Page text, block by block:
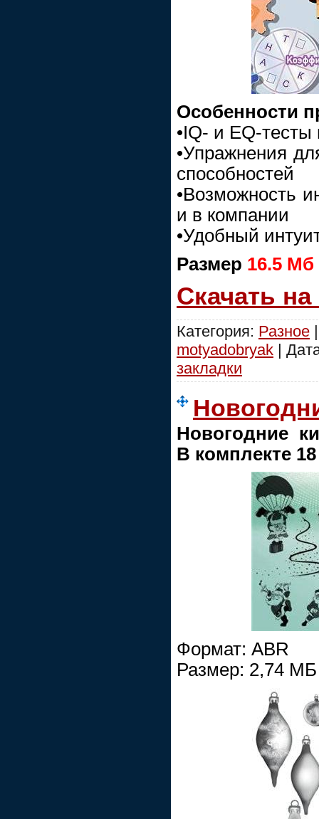
Особенности
•IQ- и EQ-
•Упражнения
способностей
•Возможность
и в компании
•Удобный
Размер 16.5 Мб
Скачать
Категория: Разное
motyadobryak |
закладки
Новогодние
В комплекте 18
Формат: ABR
Размер: 2,74 МБ